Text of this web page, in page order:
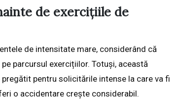
de exercițiile de
de intensitate mare, considerând că
parcursul exercițiilor. Totuși, această
pentru solicitările intense la care va fi
o accidentare crește considerabil.